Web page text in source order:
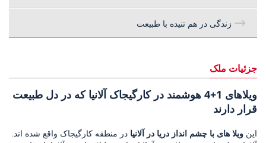
زندگی در هم تنیده با طبیعت
جزئیات ملک
ویلاهای 1+4 هوشمند در کارگیجاک آلانیا که در دل طبیعت
قرار دارند
این ویلا های با چشم انداز دریا در آلانیا در منطقه کارگیجاک واقع شده اند.